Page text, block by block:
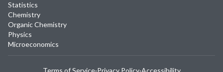
Statistics
Chemistry
Organic Chemistry
Physics
Microeconomics